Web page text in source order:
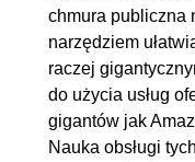
Wdrażanie
4.6. Uruchamianie
na EC2
4.7. Uruchamianie
na ECS
chmura publiczna
narzędziem
raczej
do użycia usług
gigantów jak
Nauka obsługi